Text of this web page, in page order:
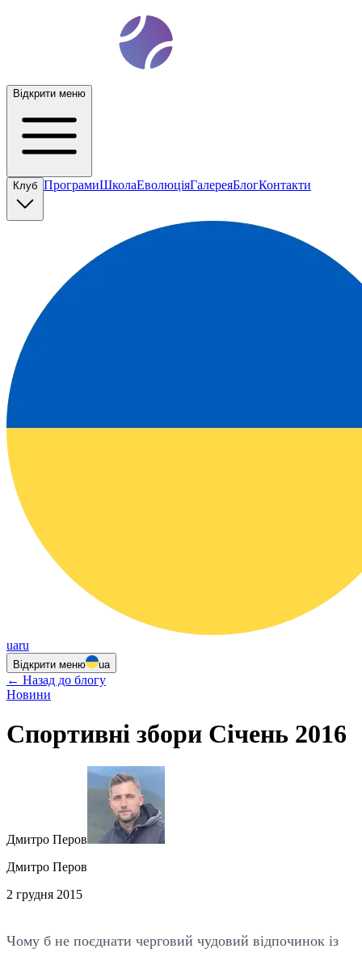
Відкрити меню
Клуб ПрограмиШколаЕволюціяГалереяБлогКонтакти
uaru
Відкрити меню ua
← Назад до блогу
Новини
Спортивні збори Січень 2016
Дмитро Перов
Дмитро Перов
2 грудня 2015
Чому б не поєднати черговий чудовий відпочинок із